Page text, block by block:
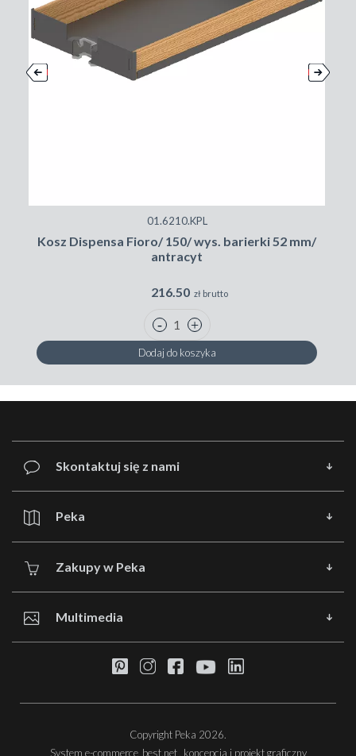
01.6210.KPL
Kosz Dispensa Fioro/ 150/ wys. barierki 52 mm/
antracyt
216.50 zł brutto
Dodaj do koszyka
Skontaktuj się z nami
Peka
Zakupy w Peka
Multimedia
Copyright Peka 2026.
System e-commerce best.net , koncepcja i projekt graficzny